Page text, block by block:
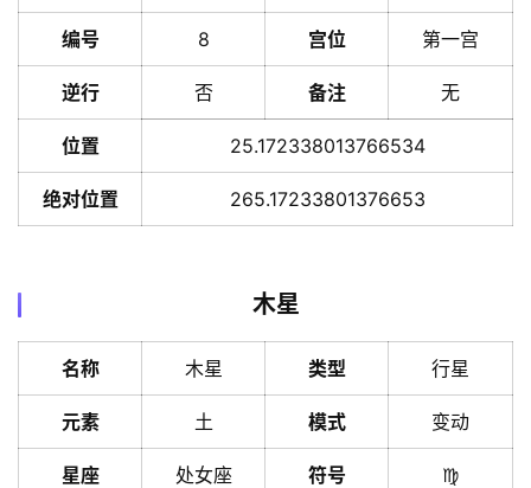
编号 8 宫位 第一宫
逆行 否 备注 无
位置 25.172338013766534
绝对位置 265.17233801376653
木星
名称 木星 类型 行星
元素 土 模式 变动
星座 处女座 符号 ♍️